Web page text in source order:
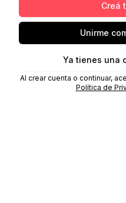
Creá
Unirme
Ya tienes una
Al crear cuenta o continuar,
Política de